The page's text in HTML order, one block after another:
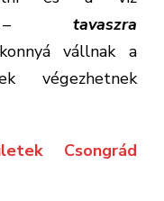
– tavaszra
vállnak a
végezhetnek
Csongrád